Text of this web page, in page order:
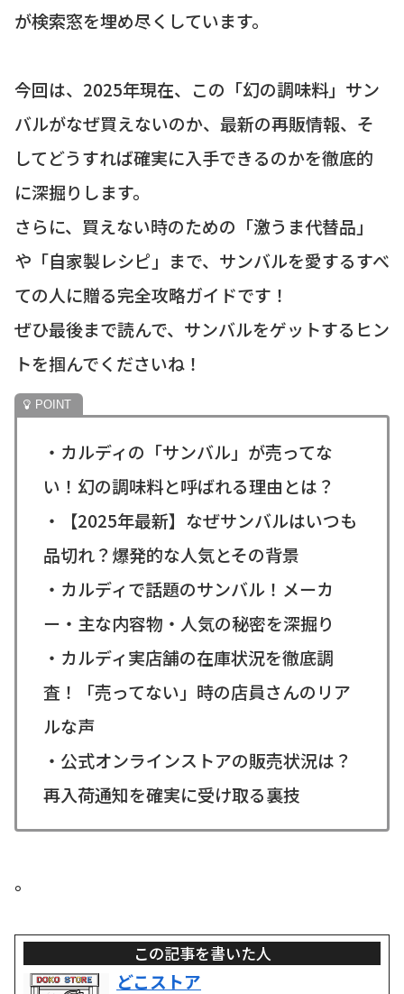
が検索窓を埋め尽くしています。
今回は、2025年現在、この「幻の調味料」サン
バルがなぜ買えないのか、最新の再販情報、そ
してどうすれば確実に入手できるのかを徹底的
に深掘りします。
さらに、買えない時のための「激うま代替品」
や「自家製レシピ」まで、サンバルを愛するすべ
ての人に贈る完全攻略ガイドです！
ぜひ最後まで読んで、サンバルをゲットするヒン
トを掴んでくださいね！
・カルディの「サンバル」が売ってな
い！幻の調味料と呼ばれる理由とは？
・【2025年最新】なぜサンバルはいつも
品切れ？爆発的な人気とその背景
・カルディで話題のサンバル！メーカ
ー・主な内容物・人気の秘密を深掘り
・カルディ実店舗の在庫状況を徹底調
査！「売ってない」時の店員さんのリア
ルな声
・公式オンラインストアの販売状況は？
再入荷通知を確実に受け取る裏技
。
この記事を書いた人
どこストア